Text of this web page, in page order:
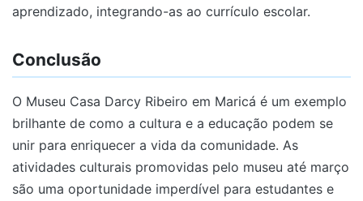
aprendizado, integrando-as ao currículo escolar.
Conclusão
O Museu Casa Darcy Ribeiro em Maricá é um exemplo
brilhante de como a cultura e a educação podem se
unir para enriquecer a vida da comunidade. As
atividades culturais promovidas pelo museu até março
são uma oportunidade imperdível para estudantes e